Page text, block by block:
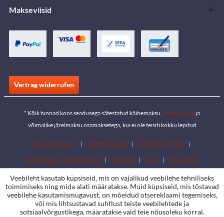
Makseviisid
Vertrag widerrufen
* Kõik hinnad koos seadusega sätestatud käibemaksu, saatekulude ja
võimalike järelmaksu osamaksetega, kui ei ole teisiti kokku lepitud
Download area Händlersuche
Händler werden
Kataloogide allalaadimine
Kontakt Jobs Standorte
Veebileht kasutab küpsiseid, mis on vajalikud veebilehe tehniliseks
toimimiseks ning mida alati määratakse. Muid küpsiseid, mis tõstavad
veebilehe kasutamismugavust, on mõeldud otsereklaami tegemiseks,
või mis lihtsustavad suhtlust teiste veebilehtede ja
sotsiaalvõrgustikega, määratakse vaid teie nõusoleku korral.